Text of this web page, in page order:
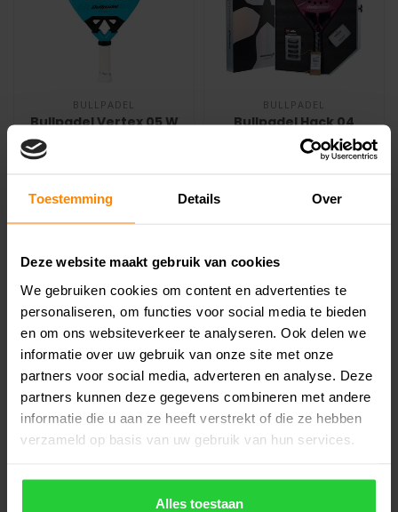
Toestemming Details Over
Deze website maakt gebruik van cookies
We gebruiken cookies om content en advertenties te
personaliseren, om functies voor social media te bieden
en om ons websiteverkeer te analyseren. Ook delen we
informatie over uw gebruik van onze site met onze
partners voor social media, adverteren en analyse. Deze
partners kunnen deze gegevens combineren met andere
informatie die u aan ze heeft verstrekt of die ze hebben
verzameld op basis van uw gebruik van hun services.
Alles toestaan
BULLPADEL
Bullpadel Vertex 05 W
hoger niveau met de
Bullpadel Vertex 05 W! Dit
€309,99 €279,99
BULLPADEL
Bullpadel Hack 04
Tour Finals 2025
Padelracket
Finals 2025 is gemaakt voor
SALE -11% SALE -5%